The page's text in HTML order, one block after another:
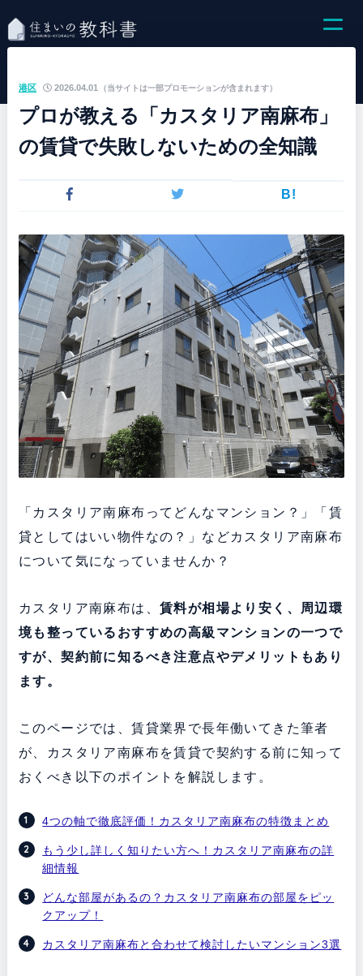
（当サイトは一部プロモーションが含まれます）
港区 2026.04.01
プロが教える「カスタリア南麻布」
の賃貸で失敗しないための全知識
B!
「カスタリア南麻布ってどんなマンション？」「賃
貸としてはいい物件なの？」などカスタリア南麻布
について気になっていませんか？
カスタリア南麻布は、 賃料が相場より安く、周辺環
境も整っている おすすめの高級マンションの一つで
すが、契約前に知るべき注意点やデメリットもあり
ます。
このページでは、賃貸業界で長年働いてきた筆者
が、カスタリア南麻布を賃貸で契約する前に知って
おくべき以下のポイントを解説します。
4つの軸で徹底評価！カスタリア南麻布の特徴まとめ
もう少し詳しく知りたい方へ！カスタリア南麻布の詳
細情報
どんな部屋があるの？カスタリア南麻布の部屋をピッ
クアップ！
カスタリア南麻布と合わせて検討したいマンション3選